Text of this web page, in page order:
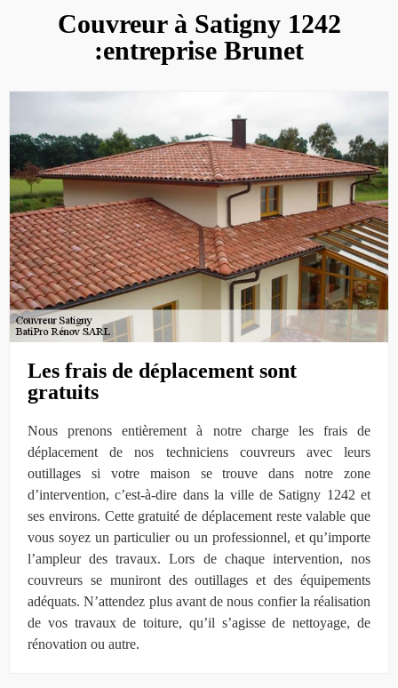
Couvreur à Satigny 1242
:entreprise Brunet
Les frais de déplacement sont
gratuits
Nous prenons entièrement à notre charge les frais de
déplacement de nos techniciens couvreurs avec leurs
outillages si votre maison se trouve dans notre zone
d’intervention, c’est-à-dire dans la ville de Satigny 1242 et
ses environs. Cette gratuité de déplacement reste valable que
vous soyez un particulier ou un professionnel, et qu’importe
l’ampleur des travaux. Lors de chaque intervention, nos
couvreurs se muniront des outillages et des équipements
adéquats. N’attendez plus avant de nous confier la réalisation
de vos travaux de toiture, qu’il s’agisse de nettoyage, de
rénovation ou autre.